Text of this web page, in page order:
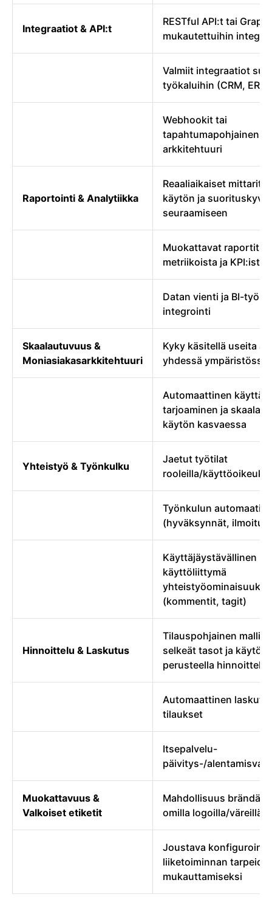
Integraatiot & API:t
RESTful API:t tai
mukautettuihin
Valmiit integraatiot
työkaluihin (CRM, ERP,
Webhookit tai
tapahtumapohjainen
arkkitehtuuri
Raportointi & Analytiikka
Reaaliaikaiset
käytön ja
seuraamiseen
Muokattavat raportit
metriikoista ja KPI:ista
Datan vienti ja BI-
integrointi
Skaalautuvuus &
Moniasiakasarkkitehtuuri
Kyky käsitellä useita
yhdessä ympäristössä
Automaattinen
tarjoaminen ja
käytön kasvaessa
Yhteistyö & Työnkulku
Jaetut työtilat
rooleilla/
Työnkulun automaatio
(hyväksynnät,
Käyttäjäystävällinen
käyttöliittymä
(kommentit, tagit)
Hinnoittelu & Laskutus
Tilauspohjainen malli,
selkeät tasot ja käytön
perusteella hinnoittelu
Automaattinen
tilaukset
Itsepalvelu-
päivitys-/
Muokattavuus &
Valkoiset etiketit
Mahdollisuus
omilla logoilla/väreillä
Joustava konfigurointi
liiketoiminnan
mukauttamiseksi